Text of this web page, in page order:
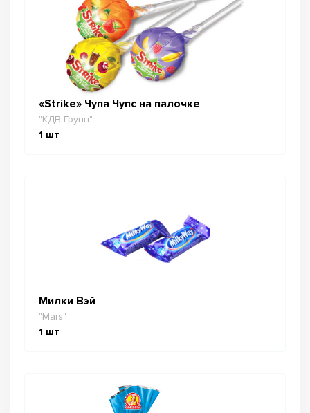
«Strike» Чупа Чупс на палочке
"КДВ Групп"
1 шт
Милки Вэй
"Mars"
1 шт